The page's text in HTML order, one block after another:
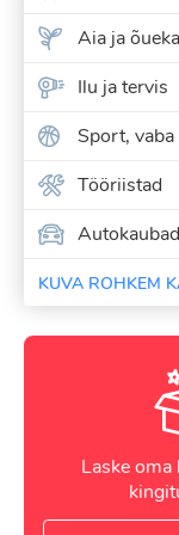
Aia ja
Ilu ja tervis
Sport,
Tööriistad
Autokaubad
KUVA ROHKEM
Laske